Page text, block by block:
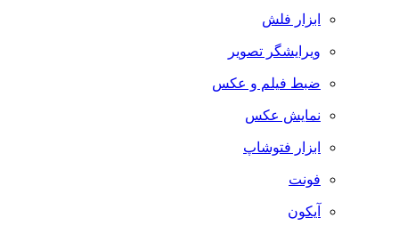
ابزار فلش
ویرایشگر تصویر
ضبط فيلم و عكس
نمایش عکس
ابزار فتوشاپ
فونت
آیکون